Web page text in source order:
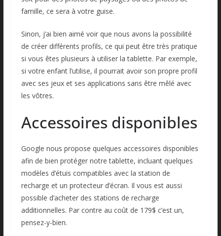
famille, ce sera à votre guise.
Sinon, j’ai bien aimé voir que nous avons la possibilité
de créer différents profils, ce qui peut être très pratique
si vous êtes plusieurs à utiliser la tablette. Par exemple,
si votre enfant l’utilise, il pourrait avoir son propre profil
avec ses jeux et ses applications sans être mêlé avec
les vôtres.
Accessoires disponibles
Google nous propose quelques accessoires disponibles
afin de bien protéger notre tablette, incluant quelques
modèles d’étuis compatibles avec la station de
recharge et un protecteur d’écran. Il vous est aussi
possible d’acheter des stations de recharge
additionnelles. Par contre au coût de 179$ c’est un,
pensez-y-bien.